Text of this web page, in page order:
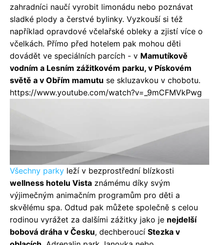
zahradníci naučí vyrobit limonádu nebo poznávat
sladké plody a čerstvé bylinky. Vyzkouší si též
například opravdové včelařské obleky a zjistí více o
včelkách. Přímo před hotelem pak mohou děti
dovádět ve speciálních parcích - v Mamutíkově
vodním a Lesním zážitkovém parku, v Pískovém
světě a v Obřím mamutu se skluzavkou v chobotu.
https://www.youtube.com/watch?v=_9mCFMVkPwg
Všechny parky leží v bezprostřední blízkosti
wellness hotelu Vista známému díky svým
výjimečným animačním programům pro děti a
skvělému spa. Odtud pak můžete společně s celou
rodinou vyrážet za dalšími zážitky jako je nejdelší
bobová dráha v Česku, dechberoucí Stezka v